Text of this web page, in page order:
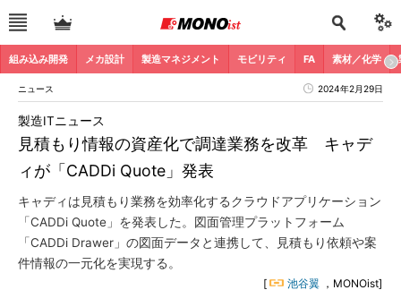
組み込み開発 メカ設計 製造マネジメント モビリティ FA 素材／化学
ニュース 2024年2月29日
見積もり情報の資産化で調達業務を改革 キャデ
ィが「CADDi Quote」発表
製造ITニュース
キャディは見積もり業務を効率化するクラウドアプリケーション
「CADDi Quote」を発表した。図面管理プラットフォーム
「CADDi Drawer」の図面データと連携して、見積もり依頼や案
件情報の一元化を実現する。
[ 池谷翼 ，MONOist]